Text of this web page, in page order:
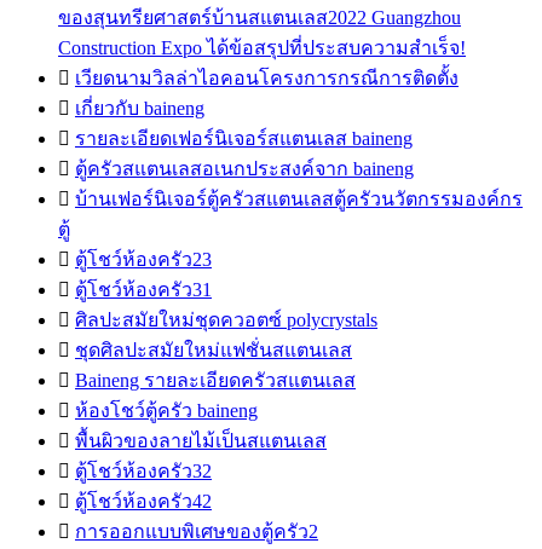
ของสุนทรียศาสตร์บ้านสแตนเลส2022 Guangzhou
Construction Expo ได้ข้อสรุปที่ประสบความสำเร็จ!
 เวียดนามวิลล่าไอคอนโครงการกรณีการติดตั้ง
 เกี่ยวกับ baineng
 รายละเอียดเฟอร์นิเจอร์สแตนเลส baineng
 ตู้ครัวสแตนเลสอเนกประสงค์จาก baineng
 บ้านเฟอร์นิเจอร์ตู้ครัวสแตนเลสตู้ครัวนวัตกรรมองค์กร
ตู้
 ตู้โชว์ห้องครัว23
 ตู้โชว์ห้องครัว31
 ศิลปะสมัยใหม่ชุดควอตซ์ polycrystals
 ชุดศิลปะสมัยใหม่แฟชั่นสแตนเลส
 Baineng รายละเอียดครัวสแตนเลส
 ห้องโชว์ตู้ครัว baineng
 พื้นผิวของลายไม้เป็นสแตนเลส
 ตู้โชว์ห้องครัว32
 ตู้โชว์ห้องครัว42
 การออกแบบพิเศษของตู้ครัว2